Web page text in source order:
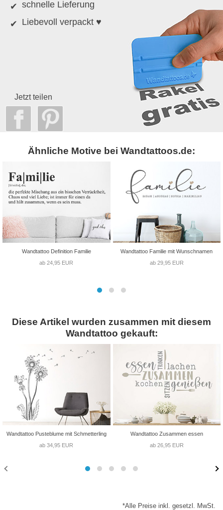
schnelle Lieferung
Liebevoll verpackt ♥
Jetzt teilen
Ähnliche Motive bei Wandtattoos.de:
Wandtattoo Definition Familie
ab 24,95 EUR
Wandtattoo Familie mit Wunschnamen
ab 29,95 EUR
Diese Artikel wurden zusammen mit diesem
Wandtattoo gekauft:
Wandtattoo Pusteblume mit Schmetterling
ab 34,95 EUR
Wandtattoo Zusammen essen
ab 26,95 EUR
*Alle Preise inkl. gesetzl. MwSt.